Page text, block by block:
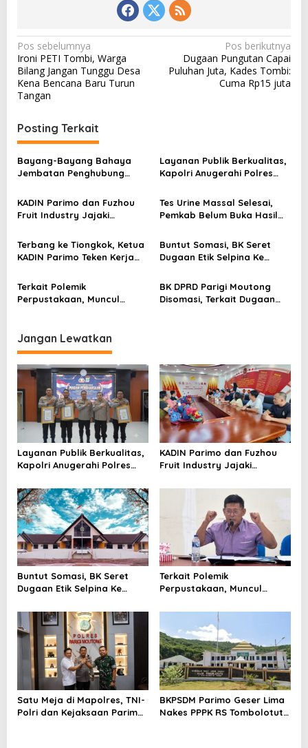
N
a
v
i
g
a
s
i
p
o
s
Pos sebelumnya
Ironi PETI Tombi, Warga
Bilang Jangan Tunggu Desa
Kena Bencana Baru Turun
Tangan
Pos berikutnya
Dugaan Pungutan Capai
Puluhan Juta, Kades Tombi:
Cuma Rp15 juta
Posting Terkait
Bayang-Bayang Bahaya
Jembatan Penghubung
Layanan Publik Berkualitas,
Kapolri Anugerahi Polres
Prima
KADIN Parimo dan Fuzhou
Fruit Industry Jajaki
ke Pasar Tiongkok
Tes Urine Massal Selesai,
Pemkab Belum Buka Hasil
Terbang ke Tiongkok, Ketua
KADIN Parimo Teken Kerja
Durian
Buntut Somasi, BK Seret
Dugaan Etik Selpina Ke
Terkait Polemik
Perpustakaan, Muncul
BK DPRD Parigi Moutong
Disomasi, Terkait Dugaan
Jangan Lewatkan
Layanan Publik Berkualitas,
Kapolri Anugerahi Polres
Prima
KADIN Parimo dan Fuzhou
Fruit Industry Jajaki
ke Pasar Tiongkok
Buntut Somasi, BK Seret
Dugaan Etik Selpina Ke
Terkait Polemik
Perpustakaan, Muncul
Dalam Pengaturan Proyek
Satu Meja di Mapolres, TNI-
Polri dan Kejaksaan Parimo
BKPSDM Parimo Geser Lima
Nakes PPPK RS Tombolotutu